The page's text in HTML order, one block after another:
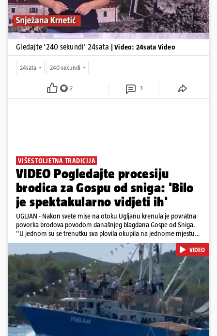
Gledajte '240 sekundi' 24sata | Video: 24sata Video
24sata 240 sekundi
2 1
VIŠESTOLJETNA TRADICIJA
VIDEO Pogledajte procesiju
brodica za Gospu od sniga: 'Bilo
je spektakularno vidjeti ih'
UGLJAN - Nakon svete mise na otoku Ugljanu krenula je povratna
povorka brodova povodom današnjeg blagdana Gospe od Sniga.
"U jednom su se trenutku sva plovila okupila na jednome mjestu
te sinkronizirano kružila sljedećih deset minuta, što je izgledalo
spektakularno", kazala nam je čitateljica koja je snimila povorku.
Posebno atraktivan prizor bio je, kako je rekla, kada su se pojedini
sudionici popeli na vrhove brodova i mahali upaljenim bakljama.
Na nekim su brodovima bili svirači, što je dodatno pridonijelo
živosti prizora. Riječ je o višestoljetnoj tradiciji, koja se neprekidno
održava od 1514. godine. U sklopu proslave održat će se i
tradicionalna Kukljiška fešta, koja će započeti u popodnevnim
satima s tradicionalnim dalmatinskim igrama.
Pokretanje videa...
VIDEO